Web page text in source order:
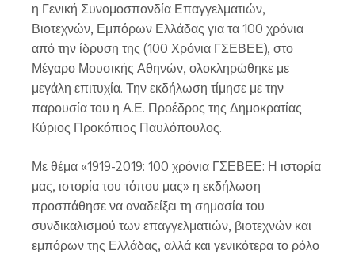
η Γενική Συνομοσπονδία Επαγγελματιών,
Βιοτεχνών, Εμπόρων Ελλάδας για τα 100 χρόνια
από την ίδρυση της (100 Χρόνια ΓΣΕΒΕΕ), στο
Μέγαρο Μουσικής Αθηνών, ολοκληρώθηκε με
μεγάλη επιτυχία. Την εκδήλωση τίμησε με την
παρουσία του η Α.Ε. Προέδρος της Δημοκρατίας
Kύριος Προκόπιoς Παυλόπουλος.
Με θέμα «1919-2019: 100 χρόνια ΓΣΕΒΕΕ: Η ιστορία
μας, ιστορία του τόπου μας» η εκδήλωση
προσπάθησε να αναδείξει τη σημασία του
συνδικαλισμού των επαγγελματιών, βιοτεχνών και
εμπόρων της Ελλάδας, αλλά και γενικότερα το ρόλο